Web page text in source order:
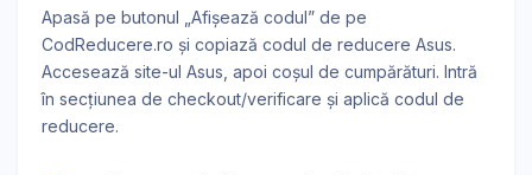
Apasă pe butonul „Afișează codul” de pe
CodReducere.ro și copiază codul de reducere Asus.
Accesează site-ul Asus, apoi coșul de cumpărături. Intră
în secțiunea de checkout/verificare și aplică codul de
reducere.